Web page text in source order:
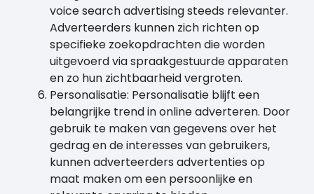
voice search advertising steeds relevanter.
Adverteerders kunnen zich richten op
specifieke zoekopdrachten die worden
uitgevoerd via spraakgestuurde apparaten
en zo hun zichtbaarheid vergroten.
Personalisatie: Personalisatie blijft een
belangrijke trend in online adverteren. Door
gebruik te maken van gegevens over het
gedrag en de interesses van gebruikers,
kunnen adverteerders advertenties op
maat maken om een persoonlijke en